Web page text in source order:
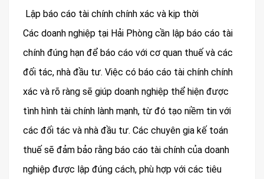
Lập báo cáo tài chính chính xác và kịp thời
Các doanh nghiệp tại Hải Phòng cần lập báo cáo tài
chính đúng hạn để báo cáo với cơ quan thuế và các
đối tác, nhà đầu tư. Việc có báo cáo tài chính chính
xác và rõ ràng sẽ giúp doanh nghiệp thể hiện được
tình hình tài chính lành mạnh, từ đó tạo niềm tin với
các đối tác và nhà đầu tư. Các chuyên gia kế toán
thuế sẽ đảm bảo rằng báo cáo tài chính của doanh
nghiệp được lập đúng cách, phù hợp với các tiêu